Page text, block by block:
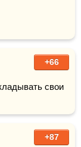
+66
свои
+87